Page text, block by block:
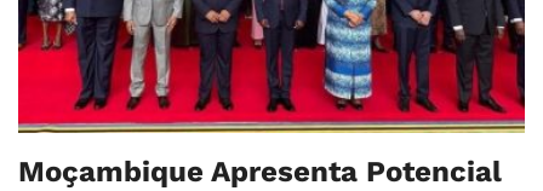
Moçambique Apresenta Potencial